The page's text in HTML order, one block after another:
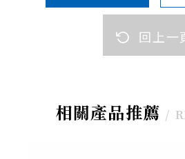
回上一
相關產品推薦